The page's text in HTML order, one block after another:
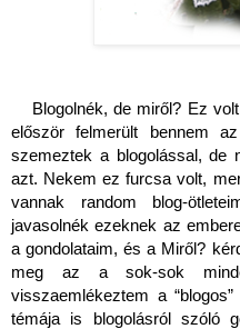
Blogolnék, de miről? Ez
először felmerült bennem
szemeztek a blogolással, de
azt. Nekem ez furcsa volt,
vannak random blog-
javasolnék ezeknek az
a gondolataim, és a Miről?
meg az a sok-sok
visszaemlékeztem a
témája is blogolásról szóló